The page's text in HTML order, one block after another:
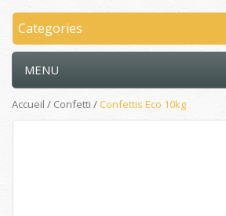
Categories
MENU
Accueil / Confetti /Confettis Eco 10kg